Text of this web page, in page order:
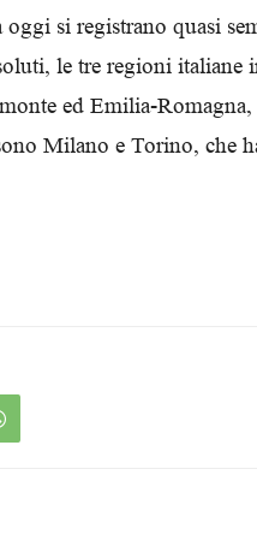
si registrano quasi
le tre regioni italiane
ed Emilia-
Milano e Torino, che